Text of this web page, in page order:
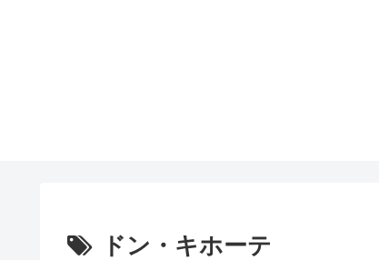
ドン・キホーテ